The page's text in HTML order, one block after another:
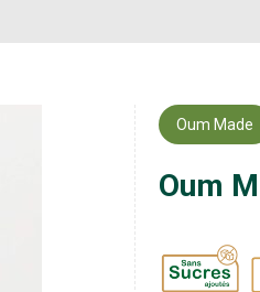
Oum Made
Oum